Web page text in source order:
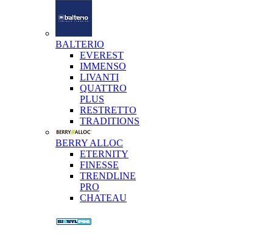
BALTERIO
EVEREST
IMMENSO
LIVANTI
QUATTRO
PLUS
RESTRETTO
TRADITIONS
BERRY ALLOC
ETERNITY
FINESSE
TRENDLINE
PRO
CHATEAU